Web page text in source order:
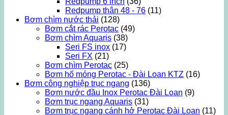
Redpump thân 48 - 76 (11)
Bơm chìm nước thải (128)
Bơm cắt rác Perotac (49)
Bơm chìm Aquaris (38)
Seri FS inox (17)
Seri FX (21)
Bơm chìm Perotac (25)
Bơm hố móng Perotac - Đài Loan KTZ (16)
Bơm công nghiệp trục ngang (136)
Bơm nước đầu Inox Perotac Đài Loan (9)
Bơm trục ngang Aquaris (31)
Bơm trục ngang cánh hở Perotac Đài Loan (11)